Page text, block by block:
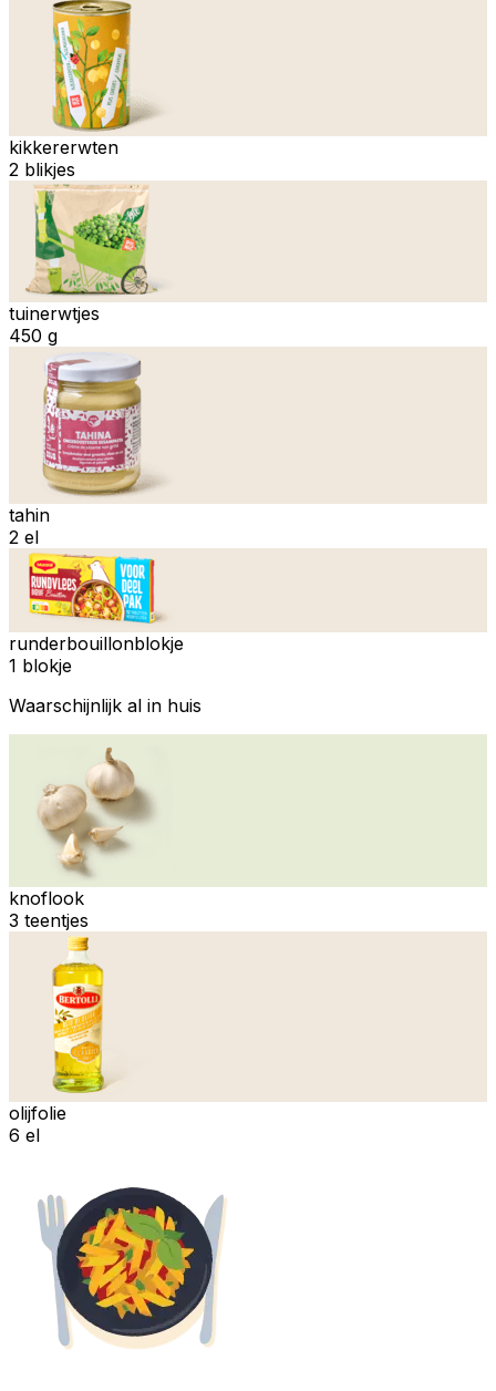
kikkererwten
2 blikjes
tuinerwtjes
450 g
tahin
2 el
runderbouillonblokje
1 blokje
Waarschijnlijk al in huis
knoflook
3 teentjes
olijfolie
6 el